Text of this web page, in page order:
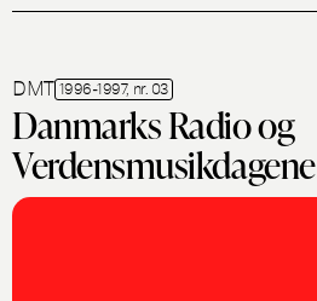
DMT 1996-1997, nr. 03
Danmarks Radio og
Verdensmusikdagene